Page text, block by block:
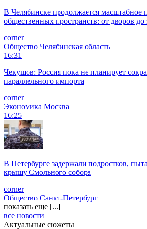
В Челябинске продолжается масштабное
общественных пространств: от дворов до
corner
Общество Челябинская область
16:31
Чекушов: Россия пока не планирует
параллельного импорта
corner
Экономика Москва
16:25
В Петербурге задержали подростков,
крышу Смольного собора
corner
Общество Санкт-Петербург
показать еще [...]
все новости
Актуальные сюжеты